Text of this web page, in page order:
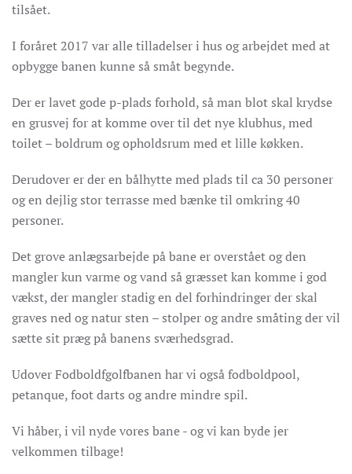
tilsået.
I foråret 2017 var alle tilladelser i hus og arbejdet med at
opbygge banen kunne så småt begynde.
Der er lavet gode p-plads forhold, så man blot skal krydse
en grusvej for at komme over til det nye klubhus, med
toilet – boldrum og opholdsrum med et lille køkken.
Derudover er der en bålhytte med plads til ca 30 personer
og en dejlig stor terrasse med bænke til omkring 40
personer.
Det grove anlægsarbejde på bane er overstået og den
mangler kun varme og vand så græsset kan komme i god
vækst, der mangler stadig en del forhindringer der skal
graves ned og natur sten – stolper og andre småting der vil
sætte sit præg på banens sværhedsgrad.
Udover Fodboldfgolfbanen har vi også fodboldpool,
petanque, foot darts og andre mindre spil.
Vi håber, i vil nyde vores bane - og vi kan byde jer
velkommen tilbage!